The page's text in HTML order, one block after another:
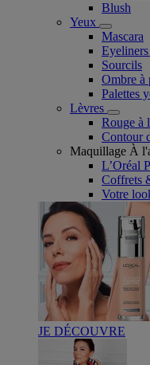
Blush
Yeux
Mascara
Sourcils
Ombre à
Palettes
Lèvres
Rouge à
Contour
Maquillage À
L’Oréal
Coffrets
Votre
JE DÉCOUVRE